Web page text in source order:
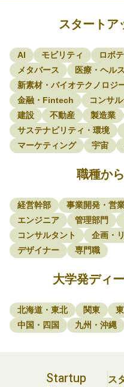
スタートア
AI モビリティ ロボ
メタバース
医療・ヘル
新素材・バイオテクノロジ
金融・Fintech
コンサ
建設
不動産 製造業
サステナビリティ・環境
マーケティング
宇宙
職種か
経営幹部 事業開発・営
エンジニア
管理部門
コンサルタント
企画・
デザイナー
専門職
大学発ディ
北海道・東北 関東
中国・四国
九州・沖縄
Startup
ス